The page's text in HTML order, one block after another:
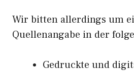
Wir bitten allerdings um
Quellenangabe in der
Gedruckte und